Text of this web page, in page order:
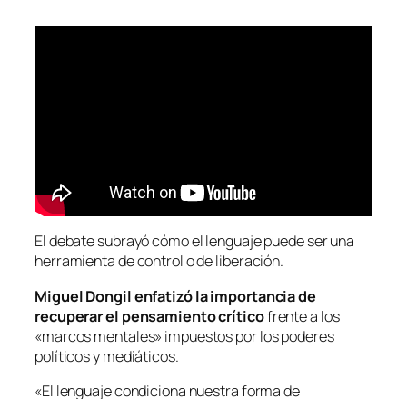
El debate subrayó cómo el lenguaje puede ser una
herramienta de control o de liberación.
Miguel Dongil enfatizó la importancia de
recuperar el pensamiento críticofrente a los
«marcos mentales» impuestos por los poderes
políticos y mediáticos.
«El lenguaje condiciona nuestra forma de